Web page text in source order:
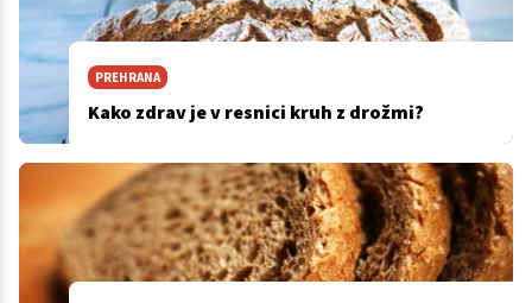
PREHRANA
Kako zdrav je v resnici kruh z drožmi?